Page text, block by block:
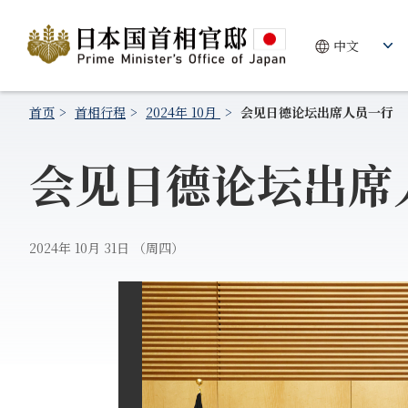
首页 首相行程 2024年 10月 会见日德论坛出席人员一行
会见日德论坛出
2024年 10月 31日 （周四）